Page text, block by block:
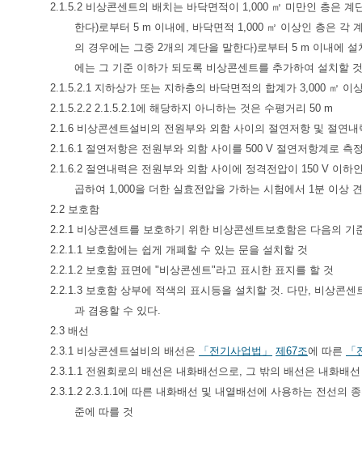
2.1.5.2 비상콘센트의 배치는 바닥면적이 1,000 ㎡ 미만인 층은
한다)로부터 5 m 이내에, 바닥면적 1,000 ㎡ 이상인 층은 각
의 경우에는 그중 2개의 계단을 말한다)로부터 5 m 이내에
에는 그 기준 이하가 되도록 비상콘센트를 추가하여 설치할
2.1.5.2.1 지하상가 또는 지하층의 바닥면적의 합계가 3,000 ㎡ 이
2.1.5.2.2 2.1.5.2.1에 해당하지 아니하는 것은 수평거리 50 m
2.1.6 비상콘센트설비의 전원부와 외함 사이의 절연저항 및 절연
2.1.6.1 절연저항은 전원부와 외함 사이를 500 V 절연저항계로 측
2.1.6.2 절연내력은 전원부와 외함 사이에 정격전압이 150 V 이
곱하여 1,000을 더한 실효전압을 가하는 시험에서 1분 이상
2.2 보호함
2.2.1 비상콘센트를 보호하기 위한 비상콘센트보호함은 다음의 기
2.2.1.1 보호함에는 쉽게 개폐할 수 있는 문을 설치할 것
2.2.1.2 보호함 표면에 "비상콘센트"라고 표시한 표지를 할 것
2.2.1.3 보호함 상부에 적색의 표시등을 설치할 것. 다만, 비상콘
과 겸용할 수 있다.
2.3 배선
2.3.1 비상콘센트설비의 배선은
「전기사업법」 제67조에 따른
2.3.1.1 전원회로의 배선은 내화배선으로, 그 밖의 배선은 내화배
2.3.1.2 2.3.1.1에 따른 내화배선 및 내열배선에 사용하는 전선의
준에 따를 것